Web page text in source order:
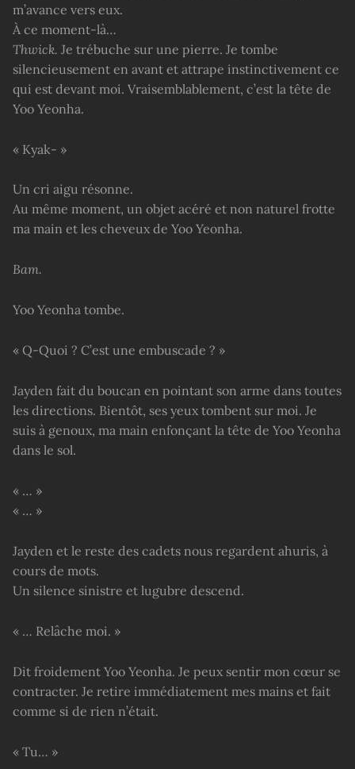
m’avance vers eux.
À ce moment-là…
Thwick. Je trébuche sur une pierre. Je tombe
silencieusement en avant et attrape instinctivement ce
qui est devant moi. Vraisemblablement, c’est la tête de
Yoo Yeonha.
« Kyak- »
Un cri aigu résonne.
Au même moment, un objet acéré et non naturel frotte
ma main et les cheveux de Yoo Yeonha.
Bam.
Yoo Yeonha tombe.
« Q-Quoi ? C’est une embuscade ? »
Jayden fait du boucan en pointant son arme dans toutes
les directions. Bientôt, ses yeux tombent sur moi. Je
suis à genoux, ma main enfonçant la tête de Yoo Yeonha
dans le sol.
« … »
« … »
Jayden et le reste des cadets nous regardent ahuris, à
cours de mots.
Un silence sinistre et lugubre descend.
« … Relâche moi. »
Dit froidement Yoo Yeonha. Je peux sentir mon cœur se
contracter. Je retire immédiatement mes mains et fait
comme si de rien n’était.
« Tu… »